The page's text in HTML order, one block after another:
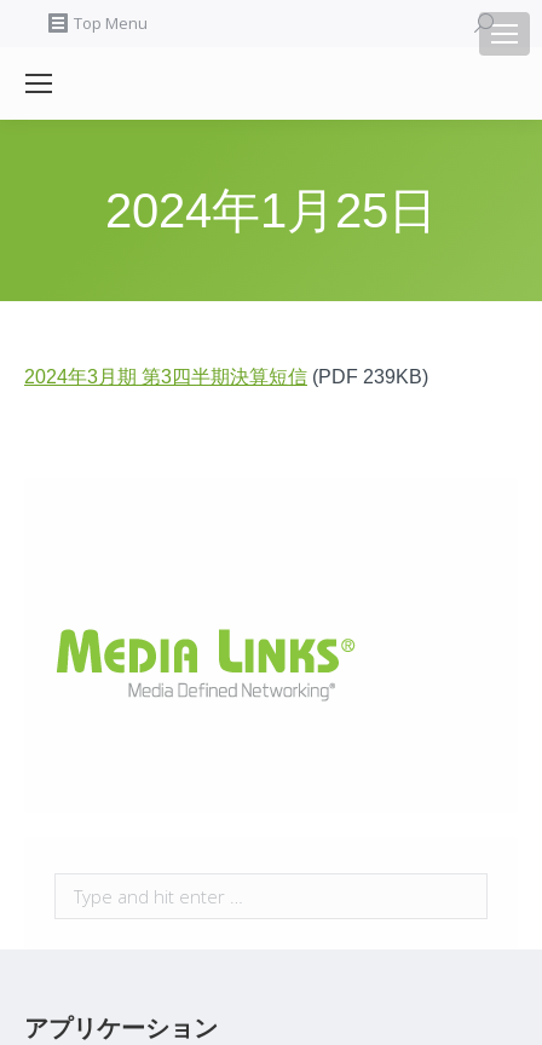
Top Menu Search:
2024年1月25日
2024年3月期 第3四半期決算短信 (PDF 239KB)
Search:
アプリケーション